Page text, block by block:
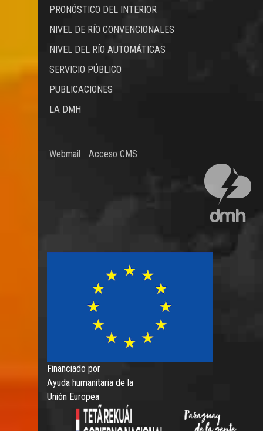
PRONÓSTICO DEL INTERIOR
NIVEL DE RÍO CONVENCIONALES
NIVEL DEL RÍO AUTOMÁTICAS
SERVICIO PÚBLICO
PUBLICACIONES
LA DMH
Webmail Acceso CMS
Financiado por
Ayuda humanitaria de la
Unión Europea